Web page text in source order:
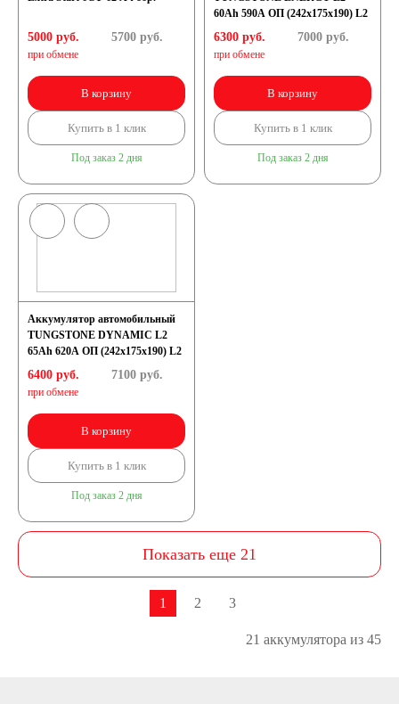
5000 руб.
при обмене
5700руб.
В корзину
Купить в 1 клик
Под заказ 2 дня
60Ah 590A ОП (242x175x190) L2
6300 руб.
при обмене
7000руб.
В корзину
Купить в 1 клик
Под заказ 2 дня
Аккумулятор автомобильный
TUNGSTONE DYNAMIC L2
65Ah 620A ОП (242x175x190) L2
6400 руб.
при обмене
7100руб.
В корзину
Купить в 1 клик
Под заказ 2 дня
Показать еще 21
1 2 3
21 аккумулятора из 45